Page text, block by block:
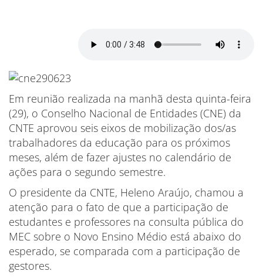
Em reunião realizada na manhã desta quinta-feira
(29), o Conselho Nacional de Entidades (CNE) da
CNTE aprovou seis eixos de mobilização dos/as
trabalhadores da educação para os próximos
meses, além de fazer ajustes no calendário de
ações para o segundo semestre.
O presidente da CNTE, Heleno Araújo, chamou a
atenção para o fato de que a participação de
estudantes e professores na consulta pública do
MEC sobre o Novo Ensino Médio está abaixo do
esperado, se comparada com a participação de
gestores.